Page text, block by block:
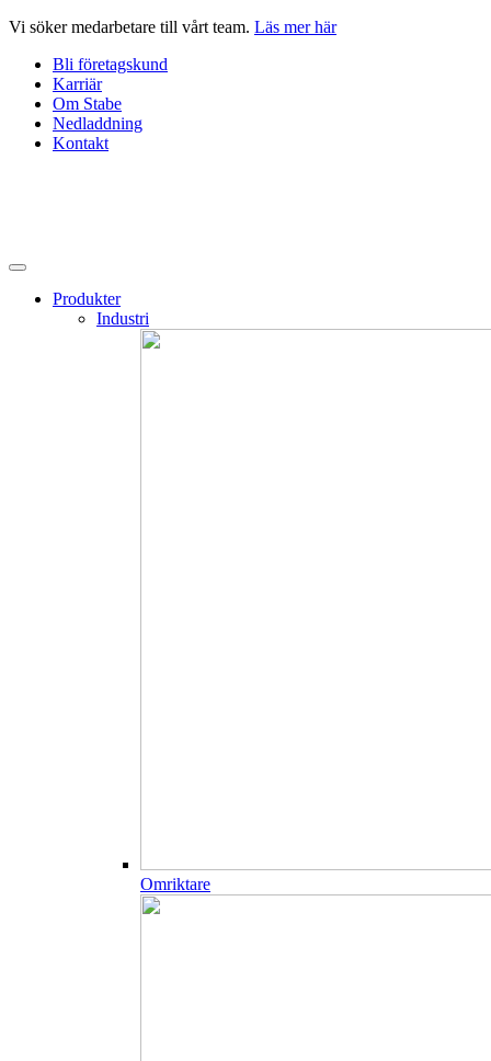
Hoppa
innehåll
Vi söker medarbetare till vårt team. Läs mer här
Bli företagskund
Karriär
Om Stabe
Nedladdning
Kontakt
Produkter
Industri
Omriktare